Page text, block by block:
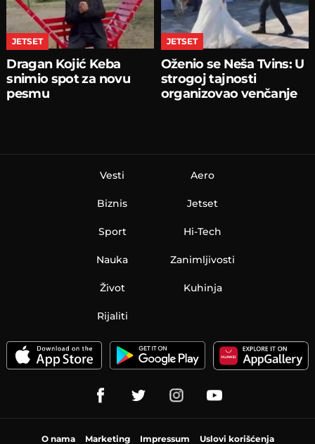
JETSET
Dragan Kojić Keba
snimio spot za novu
pesmu
JETSET
Oženio se Neša Tvins: U
strogoj tajnosti
organizovao venčanje
Vesti
Biznis
Sport
Nauka
Aero
Jetset
Hi-Tech
Zanimljivosti
Život Kuhinja
Rijaliti
O nama Marketing Impressum Uslovi korišćenja